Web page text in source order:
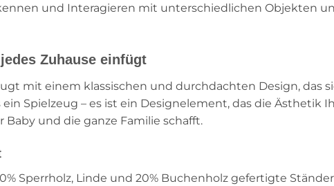
und Interagieren mit unterschiedlichen Objekten
Zuhause einfügt
mit einem klassischen und durchdachten Design, das
Spielzeug – es ist ein Designelement, das die Ästhetik
und die ganze Familie schafft.
Sperrholz, Linde und 20% Buchenholz gefertigte